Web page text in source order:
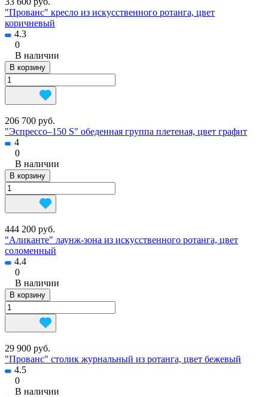
"Прованс" кресло из искусственного ротанга, цвет
коричневый
4.3
0
В наличии
В корзину
206 700 руб.
"Эспрессо–150 S" обеденная группа плетеная, цвет графит
4
0
В наличии
В корзину
444 200 руб.
"Аликанте" лаунж-зона из искусственного ротанга, цвет
соломенный
4.4
0
В наличии
В корзину
29 900 руб.
"Прованс" столик журнальный из ротанга, цвет бежевый
4.5
0
В наличии